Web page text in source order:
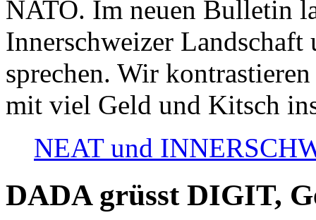
NATO. Im neuen Bulletin
Innerschweizer
sprechen. Wir
mit viel Geld und Kitsch
NEAT und
DADA grüsst DIGIT,